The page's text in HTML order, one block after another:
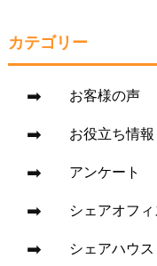
カテゴリー
お客様の声
お役立ち情報
アンケート
シェアオフィ
シェアハウス